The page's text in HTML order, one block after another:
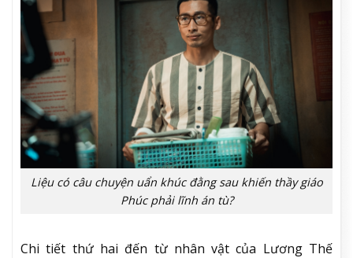
Liệu có câu chuyện uẩn khúc đằng sau khiến thầy giáo
Phúc phải lĩnh án tù?
Chi tiết thứ hai đến từ nhân vật của Lương Thế